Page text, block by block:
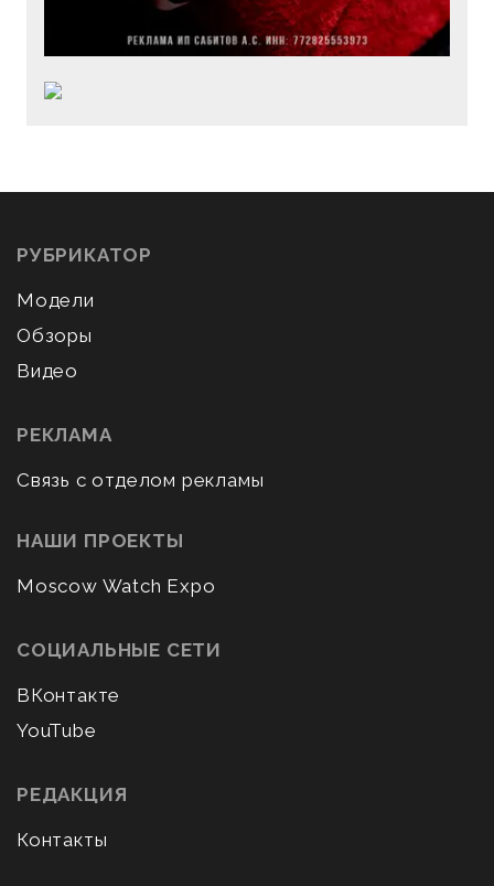
РУБРИКАТОР
Модели
Обзоры
Видео
РЕКЛАМА
Связь с отделом рекламы
НАШИ ПРОЕКТЫ
Moscow Watch Expo
СОЦИАЛЬНЫЕ СЕТИ
ВКонтакте
YouTube
РЕДАКЦИЯ
Контакты